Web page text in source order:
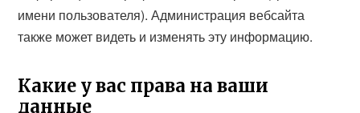
имени пользователя). Администрация вебсайта
также может видеть и изменять эту информацию.
Какие у вас права на ваши
данные